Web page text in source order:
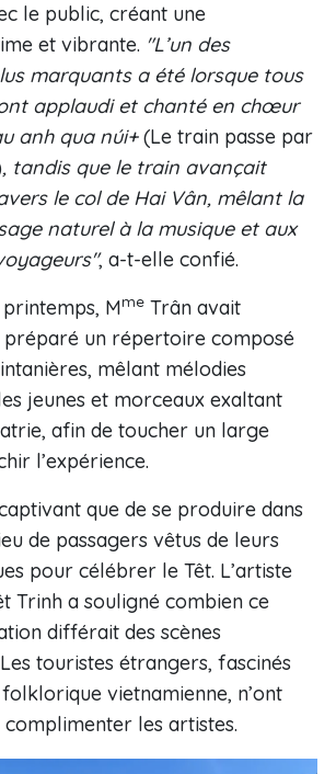
le public, créant une
et vibrante. "L’un des
marquants a été lorsque tous
applaudi et chanté en chœur
anh qua núi+(Le train passe par
, tandis que le train avançait
le col de Hai Vân, mêlant la
naturel à la musique et aux
, a-t-elle confié.
printemps, Mme Trân avait
préparé un répertoire composé
mêlant mélodies
jeunes et morceaux exaltant
afin de toucher un large
l’expérience.
que de se produire dans
de passagers vêtus de leurs
pour célébrer le Têt. L’artiste
Trinh a souligné combien ce
différait des scènes
touristes étrangers, fascinés
vietnamienne, n’ont
complimenter les artistes.